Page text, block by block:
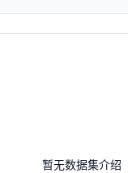
暂无数据集介绍